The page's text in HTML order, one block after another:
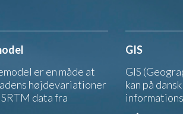
er en måde at
højdevariationer
data fra
GIS
GIS
kan på